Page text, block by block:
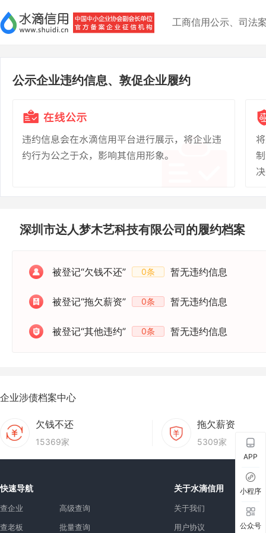
工商信用公示、司法
公示企业违约信息、敦促企业履约
深圳市达人梦木艺科技有限公司的履约档案
被登记“欠钱不还” 0条 暂无违约信息
被登记“拖欠薪资” 0条 暂无违约信息
被登记“其他违约” 0条 暂无违约信息
企业涉债档案中心
欠钱不还
15369家
拖欠薪资
5309家
快速导航
查企业
查老板
高级查询
批量查询
关于水滴信用
关于我们
用户协议
APP
小程序
公众号